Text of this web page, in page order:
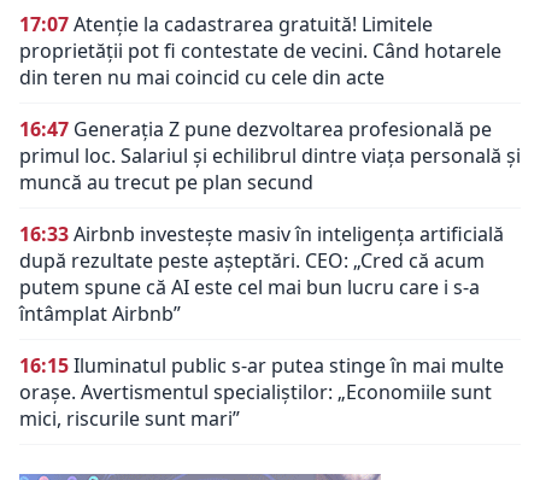
17:07Atenție la cadastrarea gratuită! Limitele
proprietății pot fi contestate de vecini. Când hotarele
din teren nu mai coincid cu cele din acte
16:47 Generația Z pune dezvoltarea profesională pe
primul loc. Salariul și echilibrul dintre viața personală și
muncă au trecut pe plan secund
16:33Airbnb investește masiv în inteligența artificială
după rezultate peste așteptări. CEO: „Cred că acum
putem spune că AI este cel mai bun lucru care i s-a
întâmplat Airbnb”
16:15Iluminatul public s-ar putea stinge în mai multe
orașe. Avertismentul specialiștilor: „Economiile sunt
mici, riscurile sunt mari”